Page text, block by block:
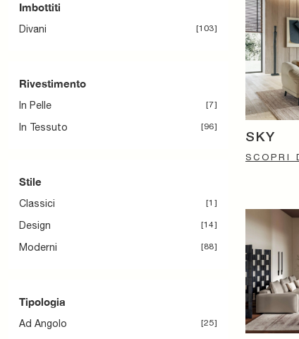
Imbottiti
Divani 103
Rivestimento
In Pelle 7
In Tessuto 96
Stile
Classici 1
Design 14
Moderni 88
Tipologia
Ad Angolo 25
SKY
SCOPRI